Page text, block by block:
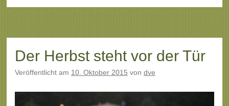
Der Herbst steht vor der Tür
Veröffentlicht am 10. Oktober 2015 von dve